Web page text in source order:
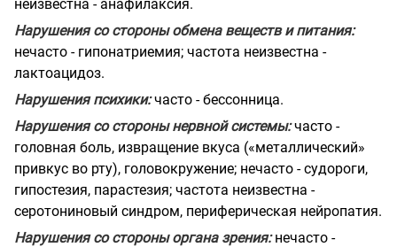
неизвестна - анафилаксия.
Нарушения со стороны обмена веществ и питания:
нечасто - гипонатриемия; частота неизвестна -
лактоацидоз.
Нарушения психики:часто - бессонница.
Нарушения со стороны нервной системы:часто -
головная боль, извращение вкуса («металлический»
привкус во рту), головокружение; нечасто - судороги,
гипостезия, парастезия; частота неизвестна -
серотониновый синдром, периферическая нейропатия.
Нарушения со стороны органа зрения:нечасто -